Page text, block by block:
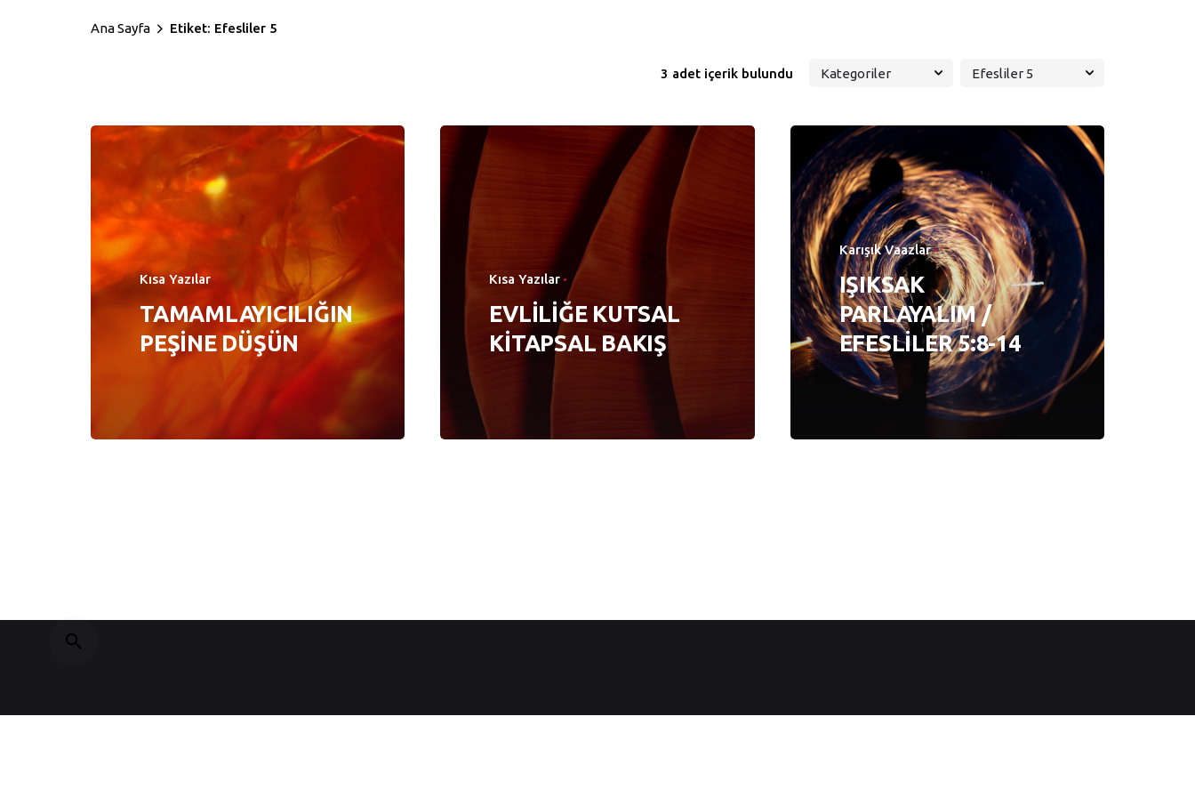
Ana Sayfa Etiket: Efesliler 5
3 adet içerik bulundu
Kısa Yazılar
TAMAMLAYICILIĞIN
PEŞİNE DÜŞÜN
Kısa Yazılar
EVLİLİĞE KUTSAL
KİTAPSAL BAKIŞ
Karışık Vaazlar
IŞIKSAK
PARLAYALIM /
EFESLİLER 5:8-14